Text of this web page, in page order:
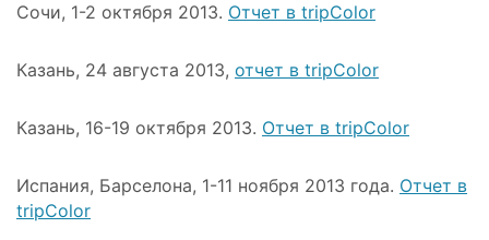
Сочи, 1-2 октября 2013. Отчет в tripColor
Казань, 24 августа 2013, отчет в tripColor
Казань, 16-19 октября 2013. Отчет в tripColor
Испания, Барселона, 1-11 ноября 2013 года. Отчет в
tripColor